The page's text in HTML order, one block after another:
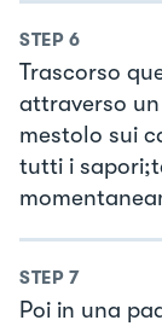
STEP 6
Trascorso
attraverso
mestolo sui
tutti i
STEP 7
Poi in una